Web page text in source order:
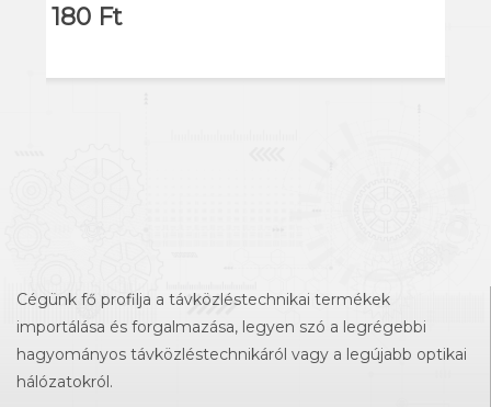
180 Ft
Cégünk fő profilja a távközléstechnikai termékek
importálása és forgalmazása, legyen szó a legrégebbi
hagyományos távközléstechnikáról vagy a legújabb optikai
hálózatokról.